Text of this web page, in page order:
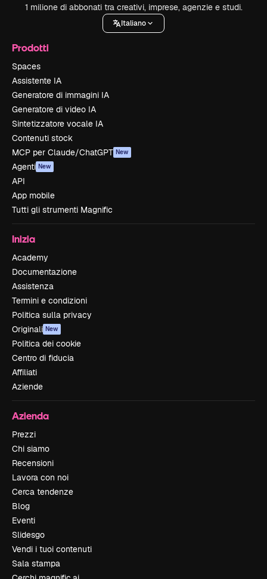
1 milione di abbonati tra creativi, imprese, agenzie e studi.
Italiano
Prodotti
Spaces
Assistente IA
Generatore di immagini IA
Generatore di video IA
Sintetizzatore vocale IA
Contenuti stock
MCP per Claude/ChatGPT New
Agenti New
API
App mobile
Tutti gli strumenti Magnific
Inizia
Academy
Documentazione
Assistenza
Termini e condizioni
Politica sulla privacy
Originali New
Politica dei cookie
Centro di fiducia
Affiliati
Aziende
Azienda
Prezzi
Chi siamo
Recensioni
Lavora con noi
Cerca tendenze
Blog
Eventi
Slidesgo
Vendi i tuoi contenuti
Sala stampa